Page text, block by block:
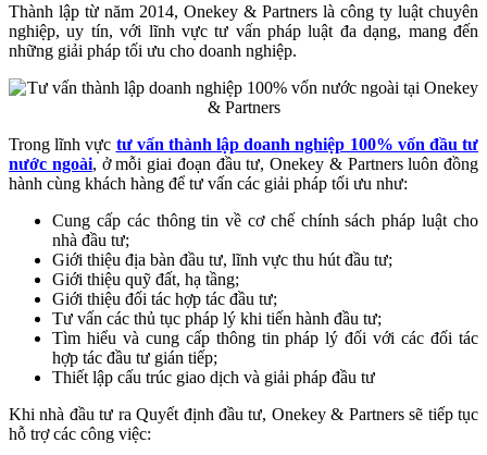
Thành lập từ năm 2014, Onekey & Partners là công ty luật chuyên
nghiệp, uy tín, với lĩnh vực tư vấn pháp luật đa dạng, mang đến
những giải pháp tối ưu cho doanh nghiệp.
Trong lĩnh vực tư vấn thành lập doanh nghiệp 100% vốn đầu tư
nước ngoài, ở mỗi giai đoạn đầu tư, Onekey & Partners luôn đồng
hành cùng khách hàng để tư vấn các giải pháp tối ưu như:
Cung cấp các thông tin về cơ chế chính sách pháp luật cho
nhà đầu tư;
Giới thiệu địa bàn đầu tư, lĩnh vực thu hút đầu tư;
Giới thiệu quỹ đất, hạ tầng;
Giới thiệu đối tác hợp tác đầu tư;
Tư vấn các thủ tục pháp lý khi tiến hành đầu tư;
Tìm hiểu và cung cấp thông tin pháp lý đối với các đối tác
hợp tác đầu tư gián tiếp;
Thiết lập cấu trúc giao dịch và giải pháp đầu tư
Khi nhà đầu tư ra Quyết định đầu tư, Onekey & Partners sẽ tiếp tục
hỗ trợ các công việc: